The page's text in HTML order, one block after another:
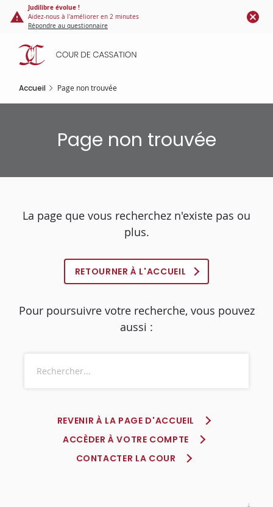
Panneau de gestion des cookies
contenu
principal
Judilibre évolue !
Aidez-nous à l'améliorer en 2 minutes
Répondre au questionnaire
Accueil Page non trouvée
Page non trouvée
La page que vous recherchez n'existe pas ou
plus.
RETOURNER À L'ACCUEIL
Pour poursuivre votre recherche, vous pouvez
aussi :
REVENIR À LA PAGE D'ACCUEIL
ACCÈDER À VOTRE COMPTE
CONTACTER LA COUR